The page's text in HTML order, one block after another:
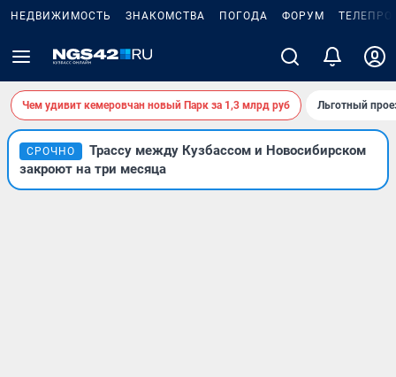
НЕДВИЖИМОСТЬ ЗНАКОМСТВА ПОГОДА ФОРУМ
Чем удивит кемеровчан новый Парк за 1,3 млрд руб Льготный
СРОЧНО
Трассу между Кузбассом и Новосибирском
закроют на три месяца